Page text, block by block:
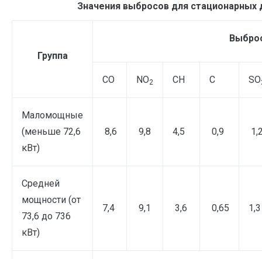
Значения выбросов для стационарных
Группа
СО NO2 CH C SO
Маломощные
(меньше 72,6
кВт)
8,6 9,8 4,5 0,9
Средней
мощности (от
73,6 до 736
кВт)
7,4 9,1 3,6 0,65 1,3